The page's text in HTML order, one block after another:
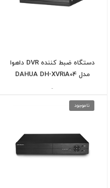
دستگاه ضبط کننده DVR داهوا
مدل DAHUA DH-XVR1A04
-
ناموجود